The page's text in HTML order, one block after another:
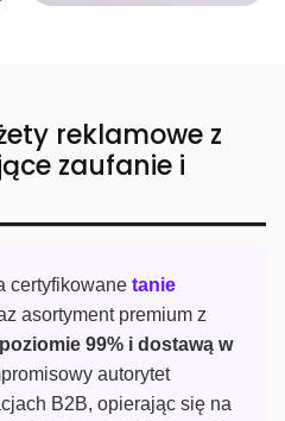
reklamowe z
zaufanie i
certyfikowane tanie
asortyment premium z
99% i dostawą w
autorytet
B2B, opierając się na